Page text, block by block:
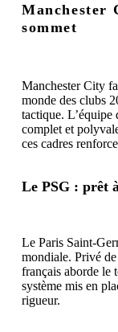
Manchester
sommet
Manchester City
monde des clubs
tactique.
complet et
ces cadres
Le PSG : prêt
Le Paris Saint-
mondiale. Privé
français aborde le
système mis en
rigueur.